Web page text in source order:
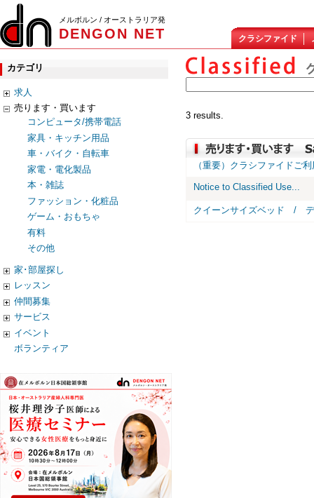
メルボルン / オーストラリア発
DENGON NET クラシファイド
カテゴリ
求人
売ります・買います
コンピュータ/携帯電話
家具・キッチン用品
車・バイク・自転車
家電・電化製品
本・雑誌
ファッション・化粧品
ゲーム・おもちゃ
有料
その他
家･部屋探し
レッスン
仲間募集
サービス
イベント
ボランティア
3 results.
（重要）クラシファイドご
Notice to Classified Use...
クイーンサイズベッド /